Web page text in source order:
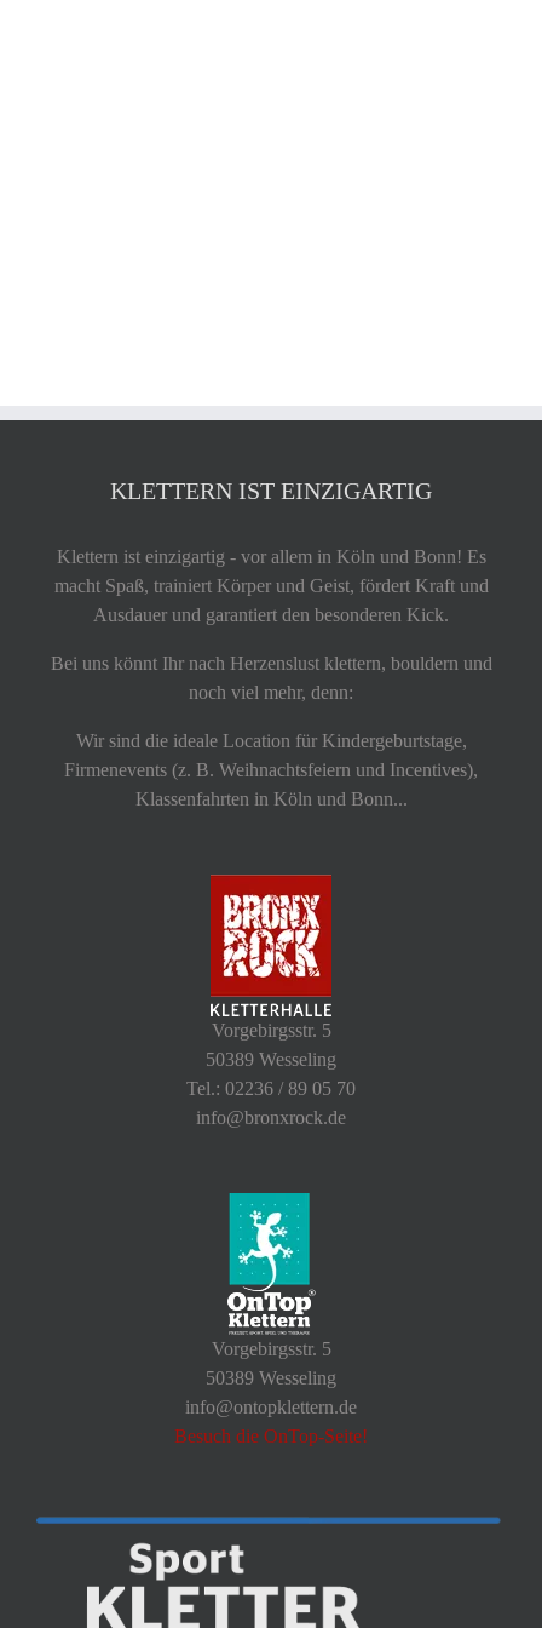
KLETTERN IST EINZIGARTIG
Klettern ist einzigartig - vor allem in Köln und Bonn! Es
macht Spaß, trainiert Körper und Geist, fördert Kraft und
Ausdauer und garantiert den besonderen Kick.
Bei uns könnt Ihr nach Herzenslust klettern, bouldern und
noch viel mehr, denn:
Wir sind die ideale Location für Kindergeburtstage,
Firmenevents (z. B. Weihnachtsfeiern und Incentives),
Klassenfahrten in Köln und Bonn...
Vorgebirgsstr. 5
50389 Wesseling
Tel.: 02236 / 89 05 70
info@bronxrock.de
Vorgebirgsstr. 5
50389 Wesseling
info@ontopklettern.de
Besuch die OnTop-Seite!